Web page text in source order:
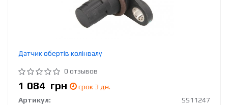
Датчик обертів колінвалу
0 отзывов
1 084 грн
срок 3 дн.
Артикул:
SS11247